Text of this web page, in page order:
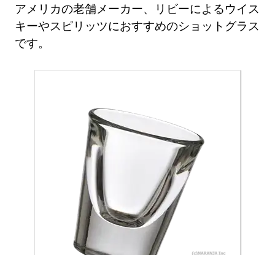
アメリカの老舗メーカー、リビーによるウイス
キーやスピリッツにおすすめのショットグラス
です。